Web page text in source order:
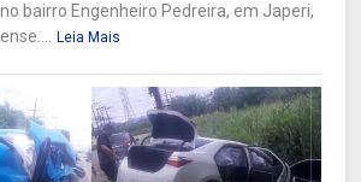
bairro Engenheiro Pedreira, em Japeri,
Leia Mais